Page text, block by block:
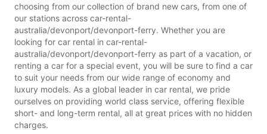
choosing from our collection of brand new cars, from one of
our stations across car-rental-
australia/devonport/devonport-ferry. Whether you are
looking for car rental in car-rental-
australia/devonport/devonport-ferry as part of a vacation, or
renting a car for a special event, you will be sure to find a car
to suit your needs from our wide range of economy and
luxury models. As a global leader in car rental, we pride
ourselves on providing world class service, offering flexible
short- and long-term rental, all at great prices with no hidden
charges.